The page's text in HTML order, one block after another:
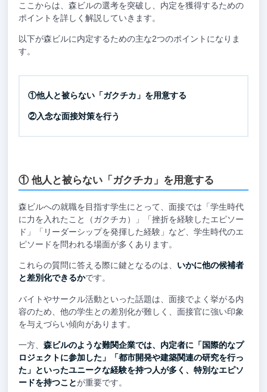
ここからは、森ビルの選考を突破し、内定を獲得するための
ポイントを詳しく解説していきます。
以下が森ビルに内定するための主な2つのポイントになりま
す。
①他人と被らない「ガクチカ」を用意する
②入念な面接対策を行う
① 他人と被らない「ガクチカ」を用意する
森ビルへの就職を目指す学生にとって、面接では「学生時代
に力を入れたこと（ガクチカ）」「挫折を経験したエピソー
ド」「リーダーシップを発揮した経験」など、学生時代のエ
ピソードを問われる場面が多くあります。
これらの質問に答える際に鍵となるのは、 いかに他の候補者
と差別化できるかです。
バイトやサークル活動といった話題は、面接でよく挙がる内
容のため、他の学生との差別化が難しく、面接官に強い印象
を与えづらい傾向があります。
一方、 森ビルのような難関企業では、内定者に「国際的なプ
ロジェクトに参加した」「都市開発や建築関連の研究を行っ
た」といったユニークな経験を持つ人が多く、特別なエピソ
ードを持つことが重要です。